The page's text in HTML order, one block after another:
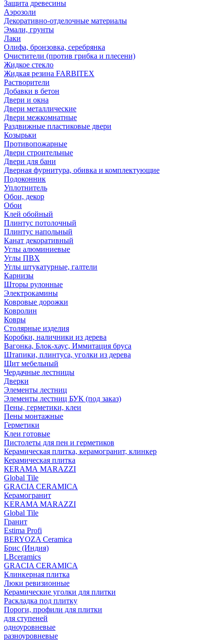
Защита древесины
Аэрозоли
Декоративно-отделочные материалы
Эмали, грунты
Лаки
Олифа, бронзовка, серебрянка
Очистители (против грибка и плесени)
Жидкое стекло
Жидкая резина FARBITEX
Растворители
Добавки в бетон
Двери и окна
Двери металлические
Двери межкомнатные
Раздвижные пластиковые двери
Козырьки
Противопожарные
Двери строительные
Двери для бани
Дверная фурнитура, обивка и комплектующие
Подоконник
Уплотнитель
Обои, декор
Обои
Клей обойный
Плинтус потолочный
Плинтус напольный
Канат декоративный
Углы алюминиевые
Углы ПВХ
Углы штукатурные, галтели
Карнизы
Шторы рулонные
Электрокамины
Ковровые дорожки
Ковролин
Ковры
Столярные изделия
Коробки, наличники из дерева
Вагонка, Блок-хаус, Иммитация бруса
Штапики, плинтуса, уголки из дерева
Щит мебельный
Чердачные лестницы
Дверки
Элементы лестниц
Элементы лестниц БУК (под заказ)
Пены, герметики, клеи
Пены монтажные
Герметики
Клеи готовые
Пистолеты для пен и герметиков
Керамическая плитка, керамогранит, клинкер
Керамическая плитка
КЕRАМА MARAZZI
Global Tile
GRACIA CERAMICA
Керамогранит
KERAMA MARAZZI
Global Tile
Гранит
Estima Profi
BERYOZA Ceramica
Брис (Индия)
LBceramics
GRACIA CERAMICA
Клинкерная плитка
Люки ревизионные
Керамические уголки для плитки
Раскладка под плитку
Пороги, профили для плитки
для ступеней
одноуровневые
разноуровневые